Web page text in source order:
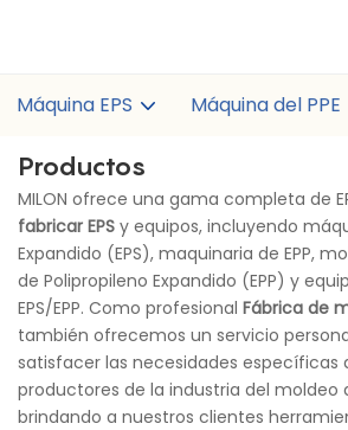
Máquina EPS Máquina del PPE
Productos
MILON ofrece una gama completa de
fabricar EPS y equipos, incluyendo
Expandido (EPS), maquinaria de EPP,
de Polipropileno Expandido (EPP) y
EPS/EPP. Como profesional Fábrica de
también ofrecemos un servicio
satisfacer las necesidades específicas
productores de la industria del moldeo
brindando a nuestros clientes